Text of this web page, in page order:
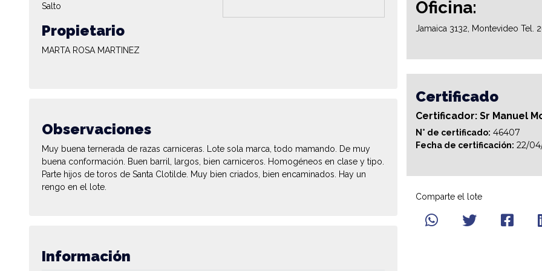
Salto
Propietario
MARTA ROSA MARTINEZ
Observaciones
Muy buena ternerada de razas carniceras. Lote sola marca, todo mamando. De muy
buena conformación. Buen barril, largos, bien carniceros. Homogéneos en clase y tipo.
Parte hijos de toros de Santa Clotilde. Muy bien criados, bien encaminados. Hay un
rengo en el lote.
Información
Oficina:
Jamaica 3132, Montevideo Tel.
Certificado
Certificador: Sr Manuel
N° de certificado: 46407
Fecha de certificación: 22/
Comparte el lote